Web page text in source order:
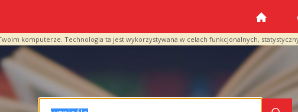
komputerze. Technologia ta jest wykorzystywana w celach funkcjonalnych,